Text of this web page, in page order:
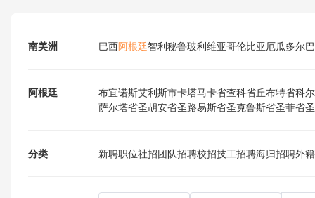
南美洲 巴西阿根廷智利秘鲁玻利维亚哥伦比亚厄瓜多尔
阿根廷 布宜诺斯艾利斯市卡塔马卡省查科省丘布特省科
萨尔塔省圣胡安省圣路易斯省圣克鲁斯省圣菲省
分类 新聘职位社招团队招聘校招技工招聘海归招聘外